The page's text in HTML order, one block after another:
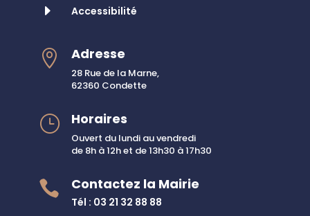
E Accessibilité
 Adresse
28 Rue de la Marne,
62360 Condette
} Horaires
Ouvert du lundi au vendredi
de 8h à 12h et de 13h30 à 17h30
 Contactez la Mairie
Tél : 03 21 32 88 88